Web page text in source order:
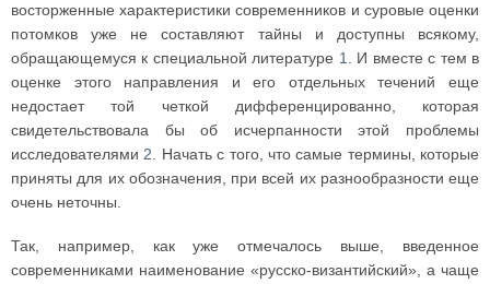
восторженные характеристики современников и суровые оценки
потомков уже не составляют тайны и доступны всякому,
обращающемуся к специальной литературе 1
. И вместе с тем в
оценке этого направления и его отдельных течений еще
недостает той четкой дифференцированно, которая
свидетельствовала бы об исчерпанности этой проблемы
исследователями 2 . Начать с того, что самые термины, которые
приняты для их обозначения, при всей их разнообразности еще
очень неточны.
Так, например, как уже отмечалось выше, введенное
современниками наименование «русско-византийский», а чаще